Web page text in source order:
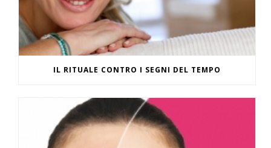
IL RITUALE CONTRO I SEGNI DEL TEMPO